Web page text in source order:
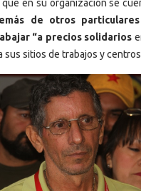
en su organización se
de otros
“a precios solidarios
sus sitios de trabajos y